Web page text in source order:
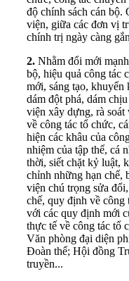
độ chính sách cán bộ.
viện, giữa các đơn vị
chính trị ngày càng
2. Nhằm đổi mới
bộ, hiệu quả công tác
mới, sáng tạo, khuyến
dám đột phá, dám
viện xây dựng, rà
về công tác tổ chức,
hiện các khâu của
nhiệm của tập thể, cá
thời, siết chặt kỷ luật,
chỉnh những hạn chế,
viện chú trọng sửa
chế, quy định về công
với các quy định mới
thực tế về công tác tổ
Văn phòng đại diện
Đoàn thể; Hội đồng
truyền...